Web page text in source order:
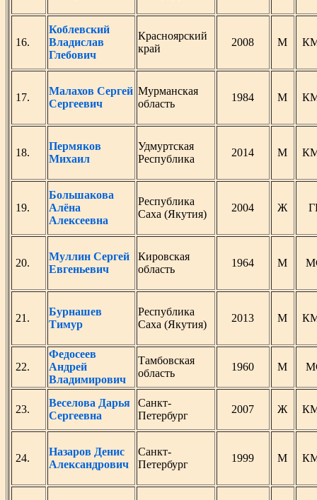
16.
Коблевский
Владислав
Глебович
Красноярский
край
2008 М
17.
Малахов Сергей
Сергеевич
Мурманская
область
1984 М
18.
Пермяков
Михаил
Удмуртская
Республика
2014 М
19.
Большакова
Алёна
Алексеевна
Республика
Саха (Якутия)
2004 Ж
20.
Муллин Сергей
Евгеньевич
Кировская
область
1964 М
21.
Бурнашев
Тимур
Республика
Саха (Якутия)
2013 М
22.
Федосеев
Андрей
Владимирович
Тамбовская
область
1960 М
23.
Веселова Дарья
Сергеевна
Санкт-
Петербург
2007 Ж
24.
Назаров Денис
Александрович
Санкт-
Петербург
1999 М